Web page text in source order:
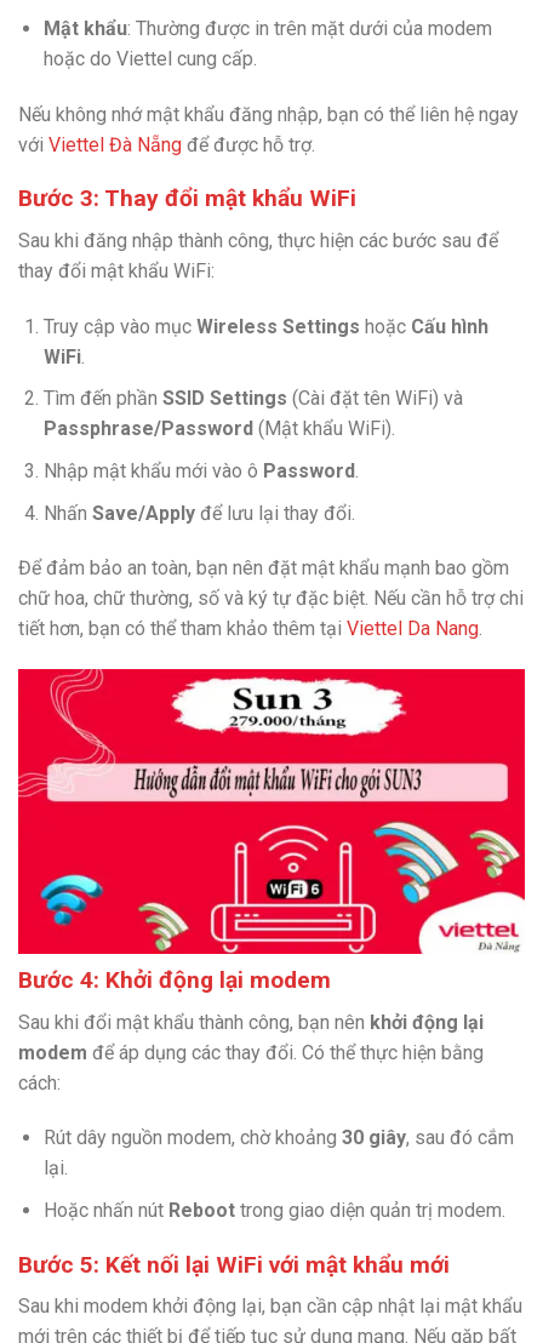
Mật khẩu: Thường được in trên mặt dưới của modem
hoặc do Viettel cung cấp.
Nếu không nhớ mật khẩu đăng nhập, bạn có thể liên hệ ngay
với Viettel Đà Nẵng để được hỗ trợ.
Bước 3: Thay đổi mật khẩu WiFi
Sau khi đăng nhập thành công, thực hiện các bước sau để
thay đổi mật khẩu WiFi:
Truy cập vào mục Wireless Settings hoặc Cấu hình
WiFi.
Tìm đến phần SSID Settings (Cài đặt tên WiFi) và
Passphrase/Password (Mật khẩu WiFi).
Nhập mật khẩu mới vào ô Password.
Nhấn Save/Applyđể lưu lại thay đổi.
Để đảm bảo an toàn, bạn nên đặt mật khẩu mạnh bao gồm
chữ hoa, chữ thường, số và ký tự đặc biệt. Nếu cần hỗ trợ chi
tiết hơn, bạn có thể tham khảo thêm tại Viettel Da Nang.
Bước 4: Khởi động lại modem
Sau khi đổi mật khẩu thành công, bạn nên khởi động lại
modem để áp dụng các thay đổi. Có thể thực hiện bằng
cách:
Rút dây nguồn modem, chờ khoảng 30 giây, sau đó cắm
lại.
Hoặc nhấn nút Reboottrong giao diện quản trị modem.
Bước 5: Kết nối lại WiFi với mật khẩu mới
Sau khi modem khởi động lại, bạn cần cập nhật lại mật khẩu
mới trên các thiết bị để tiếp tục sử dụng mạng. Nếu gặp bất